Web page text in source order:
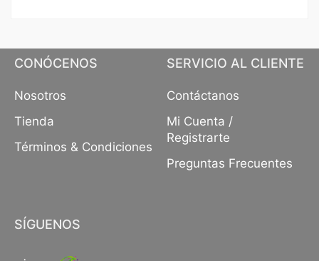
CONÓCENOS
Nosotros
Tienda
Términos & Condiciones
SERVICIO AL CLIENTE
Contáctanos
Mi Cuenta /
Registrarte
Preguntas Frecuentes
SÍGUENOS